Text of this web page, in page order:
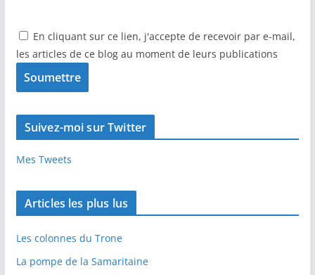
En cliquant sur ce lien, j'accepte de recevoir par e-mail,
les articles de ce blog au moment de leurs publications
Suivez-moi sur Twitter
Mes Tweets
Articles les plus lus
Les colonnes du Trone
La pompe de la Samaritaine